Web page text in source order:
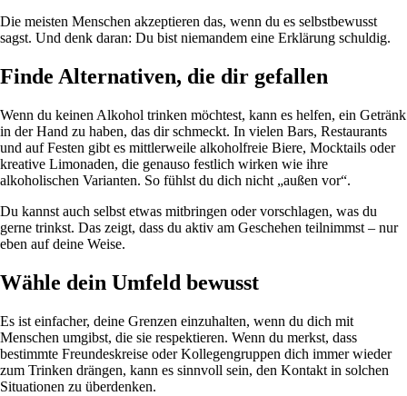
Die meisten Menschen akzeptieren das, wenn du es selbstbewusst
sagst. Und denk daran: Du bist niemandem eine Erklärung schuldig.
Finde Alternativen, die dir gefallen
Wenn du keinen Alkohol trinken möchtest, kann es helfen, ein Getränk
in der Hand zu haben, das dir schmeckt. In vielen Bars, Restaurants
und auf Festen gibt es mittlerweile alkoholfreie Biere, Mocktails oder
kreative Limonaden, die genauso festlich wirken wie ihre
alkoholischen Varianten. So fühlst du dich nicht „außen vor“.
Du kannst auch selbst etwas mitbringen oder vorschlagen, was du
gerne trinkst. Das zeigt, dass du aktiv am Geschehen teilnimmst – nur
eben auf deine Weise.
Wähle dein Umfeld bewusst
Es ist einfacher, deine Grenzen einzuhalten, wenn du dich mit
Menschen umgibst, die sie respektieren. Wenn du merkst, dass
bestimmte Freundeskreise oder Kollegengruppen dich immer wieder
zum Trinken drängen, kann es sinnvoll sein, den Kontakt in solchen
Situationen zu überdenken.